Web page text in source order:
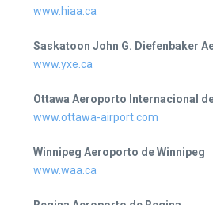
www.hiaa.ca
Saskatoon John G. Diefenbaker
www.yxe.ca
Ottawa Aeroporto Internacional
www.ottawa-airport.com
Winnipeg Aeroporto de Winnipeg
www.waa.ca